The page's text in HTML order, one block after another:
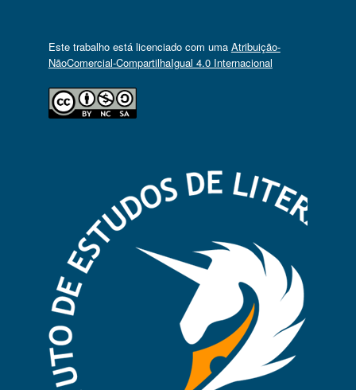
Este trabalho está licenciado com uma Atribuição-
NãoComercial-CompartilhaIgual 4.0 Internacional